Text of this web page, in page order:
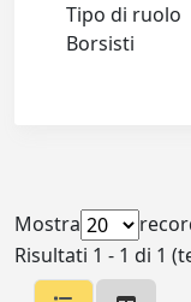
Tipo di ruolo
Borsisti
Mostra
Risultati 1 - 1 di 1